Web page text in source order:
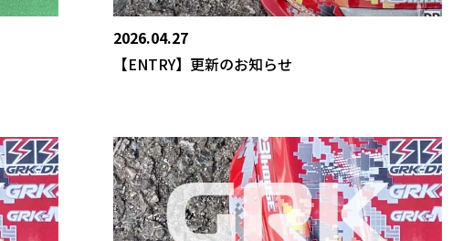
2026.04.27
【ENTRY】更新のお知らせ